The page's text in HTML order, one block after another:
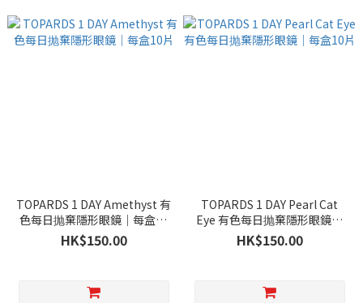
TOPARDS 1 DAY Amethyst 有
色每日抛棄隱形眼鏡｜每盒10
片
HK$150.00
TOPARDS 1 DAY Pearl Cat
Eye 有色每日抛棄隱形眼鏡｜
每盒10片
HK$150.00